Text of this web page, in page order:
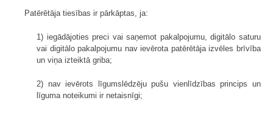
Patērētāja tiesības ir pārkāptas, ja:
1) iegādājoties preci vai saņemot pakalpojumu, digitālo saturu
vai digitālo pakalpojumu nav ievērota patērētāja izvēles brīvība
un viņa izteiktā griba;
2) nav ievērots līgumslēdzēju pušu vienlīdzības princips un
līguma noteikumi ir netaisnīgi;